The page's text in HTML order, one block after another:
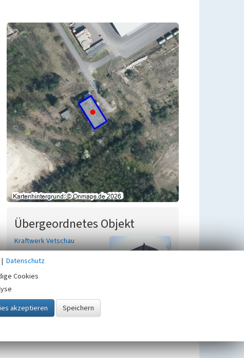
Übergeordnetes Objekt
Kraftwerk Vetschau
| Datenschutz
Cookies